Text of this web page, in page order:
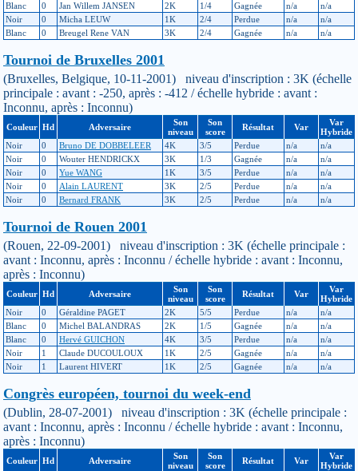
Blanc 0 Jan Willem JANSEN 2K 1/4 Gagnée n/a
n/a
Noir
0 Micha LEUW 1K 2/4 Perdue n/a
n/a
Blanc
0 Breugel Rene VAN 3K 2/4 Gagnée n/a n/a
Tournoi de Bruxelles 2001
(Bruxelles, Belgique, 10-11-2001) niveau d'inscription : 3K (échelle
principale : avant : -250, après : -412 / échelle hybride : avant :
Inconnu, après : Inconnu)
Couleur Hd Adversaire
Son
niveau
Son
score
Résultat Var
Var
Hybride
Noir
0 Bruno DE DOBBELEER 4K 3/5 Perdue n/a
n/a
Noir
0 Wouter HENDRICKX 3K 1/3 Gagnée n/a
n/a
Noir
0 Yue WANG 1K 3/5 Perdue n/a
n/a
Noir
0 Alain LAURENT 3K 2/5 Perdue n/a
n/a
Noir
0 Bernard FRANK 3K 2/5 Perdue n/a n/a
Tournoi de Rouen 2001
(Rouen, 22-09-2001) niveau d'inscription : 3K (échelle principale :
avant : Inconnu, après : Inconnu / échelle hybride : avant : Inconnu,
après : Inconnu)
Couleur Hd Adversaire
Son
niveau
Son
score
Résultat Var
Var
Hybride
Noir
0 Géraldine PAGET 2K 5/5 Perdue n/a
n/a
Blanc
0 Michel BALANDRAS 2K 1/5 Gagnée n/a
n/a
Blanc
0 Hervé GUICHON 4K 3/5 Perdue n/a
n/a
Noir
1 Claude DUCOULOUX 1K 2/5 Gagnée n/a
n/a
Noir
1 Laurent HIVERT 1K 2/5 Gagnée n/a n/a
Congrès européen, tournoi du week-end
(Dublin, 28-07-2001) niveau d'inscription : 3K (échelle principale :
avant : Inconnu, après : Inconnu / échelle hybride : avant : Inconnu,
après : Inconnu)
Couleur Hd Adversaire
Son
niveau
Son
score
Résultat Var
Var
Hybride